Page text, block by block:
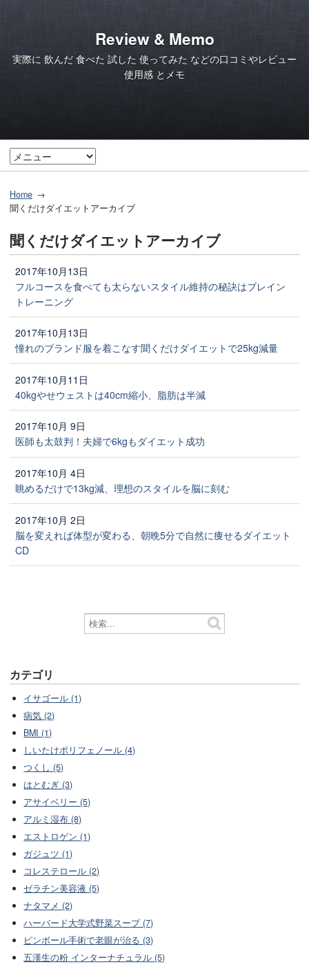
Review & Memo
実際に 飲んだ 食べた 試した 使ってみた などの口コミやレビュー
使用感 とメモ
Home
聞くだけダイエットアーカイブ
聞くだけダイエットアーカイブ
2017年10月13日
フルコースを食べても太らないスタイル維持の秘訣はブレイン
トレーニング
2017年10月13日
憧れのブランド服を着こなす聞くだけダイエットで25kg減量
2017年10月11日
40kgやせウェストは40cm縮小、脂肪は半減
2017年10月 9日
医師も太鼓判！夫婦で6kgもダイエット成功
2017年10月 4日
眺めるだけで13kg減、理想のスタイルを脳に刻む
2017年10月 2日
脳を変えれば体型が変わる、朝晩5分で自然に痩せるダイエット
CD
カテゴリ
イサゴール (1)
病気 (2)
BMI (1)
しいたけポリフェノール (4)
つくし (5)
はとむぎ (3)
アサイベリー (5)
アルミ湿布 (8)
エストロゲン (1)
ガジュツ (1)
コレステロール (2)
ゼラチン美容液 (5)
ナタマメ (2)
ハーバード大学式野菜スープ (7)
ピンボール手術で老眼が治る (3)
五漢生の粉 インターナチュラル (5)